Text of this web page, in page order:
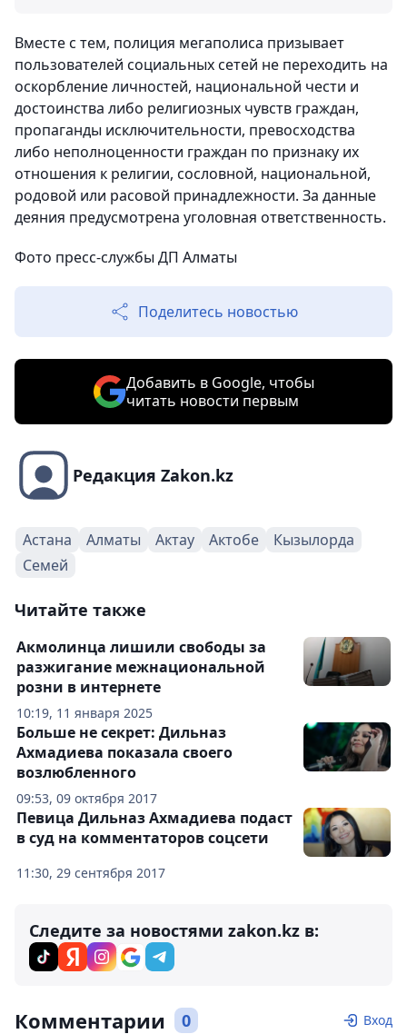
Вместе с тем, полиция мегаполиса призывает
пользователей социальных сетей не переходить на
оскорбление личностей, национальной чести и
достоинства либо религиозных чувств граждан,
пропаганды исключительности, превосходства
либо неполноценности граждан по признаку их
отношения к религии, сословной, национальной,
родовой или расовой принадлежности. За данные
деяния предусмотрена уголовная ответственность.
Фото пресс-службы ДП Алматы
Поделитесь новостью
Добавить в Google, чтобы
читать новости первым
Редакция Zakon.kz
Астана Алматы Актау Актобе
Кызылорда
Семей
Читайте также
10:19, 11 января 2025
Акмолинца лишили свободы за
разжигание межнациональной
розни в интернете
09:53, 09 октября 2017
Больше не секрет: Дильназ
Ахмадиева показала своего
возлюбленного
11:30, 29 сентября 2017
Певица Дильназ Ахмадиева подаст
в суд на комментаторов соцсети
Следите за новостями zakon.kz в:
Комментарии 0 Вход